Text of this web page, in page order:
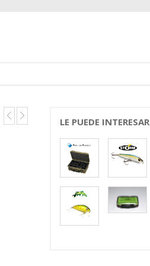
LE PUEDE INTERESAR